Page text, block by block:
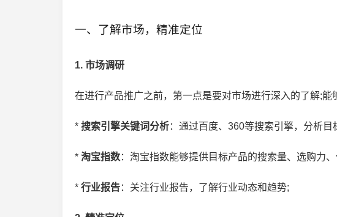
一、了解市场，精准定位
1. 市场调研
在进行产品推广之前，第一点是要对市场进行深入的了解;能
* 搜索引擎关键词分析：通过百度、360等搜索引擎，分析
* 淘宝指数：淘宝指数能够提供目标产品的搜索量、选购力
* 行业报告：关注行业报告，了解行业动态和趋势;